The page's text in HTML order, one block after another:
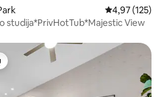
Vidutinis
4,97 (125)
studija*PrivHotTub*Majestic View